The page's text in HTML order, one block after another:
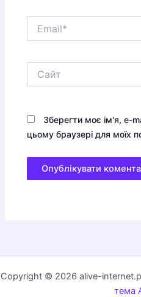
Зберегти моє ім'я, e-
цьому браузері для моїх
Copyright © 2026 alive-
тема